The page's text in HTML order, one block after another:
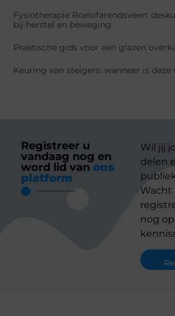
Fysiotherapie Roelofarendsveen:
bij herstel en beweging
Praktische gids voor een glazen
Keuring van steigers: wanneer is deze
Registreer u
vandaag nog en
word lid van ons
platform
Wil jij
delen
Wacht
nog op